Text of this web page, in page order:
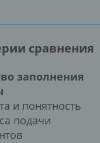
сравнения
заполнения
и понятность
подачи